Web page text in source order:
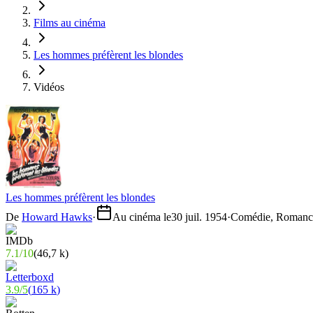
Films au cinéma
Les hommes préfèrent les blondes
Vidéos
Les hommes préfèrent les blondes
De Howard Hawks· Au cinéma le30 juil. 1954·Comédie,
7.1/10(46,7 k)
3.9/5(165 k)